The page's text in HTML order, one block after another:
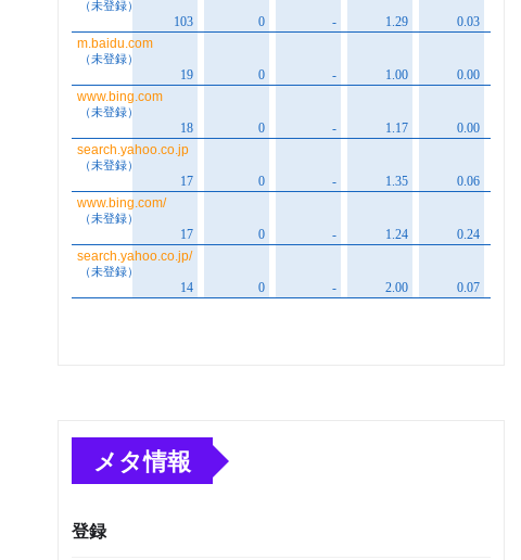
メタ情報
登録